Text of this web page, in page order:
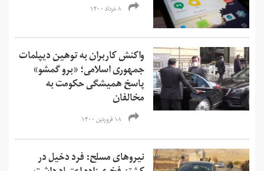
۸ خرداد ۱۴۰۰
واکنش کاربران به توهین دیپلمات
جمهوری اسلامی؛ «برو گمشو»
پاسخ همیشگی حکومت به
مخالفان
۱۸ فروردین ۱۴۰۰
نیروهای مسلح: فرد دخیل در